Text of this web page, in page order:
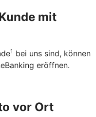
mit
1 bei uns sind, können
eröffnen.
vor Ort